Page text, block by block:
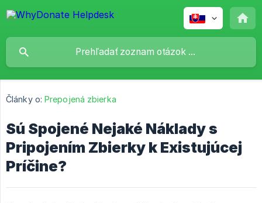
Články o: Prepojená zbierka
Sú Spojené Nejaké Náklady s
Pripojením Zbierky k Existujúcej
Príčine?